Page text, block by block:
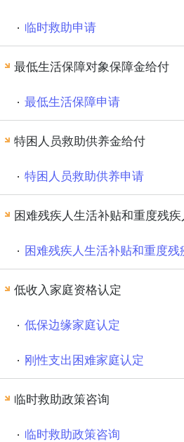
临时救助申请
最低生活保障对象保障金给付
最低生活保障申请
特困人员救助供养金给付
特困人员救助供养申请
困难残疾人生活补贴和重度残
困难残疾人生活补贴和重度
低收入家庭资格认定
低保边缘家庭认定
刚性支出困难家庭认定
临时救助政策咨询
临时救助政策咨询